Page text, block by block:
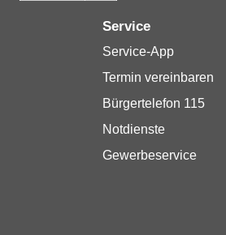
Service
Service-App
Termin vereinbaren
Bürgertelefon 115
Notdienste
Gewerbeservice